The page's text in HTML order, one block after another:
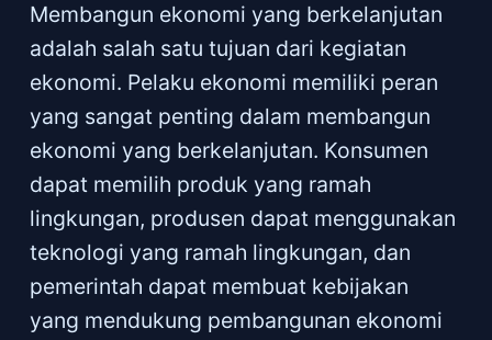
Membangun ekonomi yang berkelanjutan
adalah salah satu tujuan dari kegiatan
ekonomi. Pelaku ekonomi memiliki peran
yang sangat penting dalam membangun
ekonomi yang berkelanjutan. Konsumen
dapat memilih produk yang ramah
lingkungan, produsen dapat menggunakan
teknologi yang ramah lingkungan, dan
pemerintah dapat membuat kebijakan
yang mendukung pembangunan ekonomi